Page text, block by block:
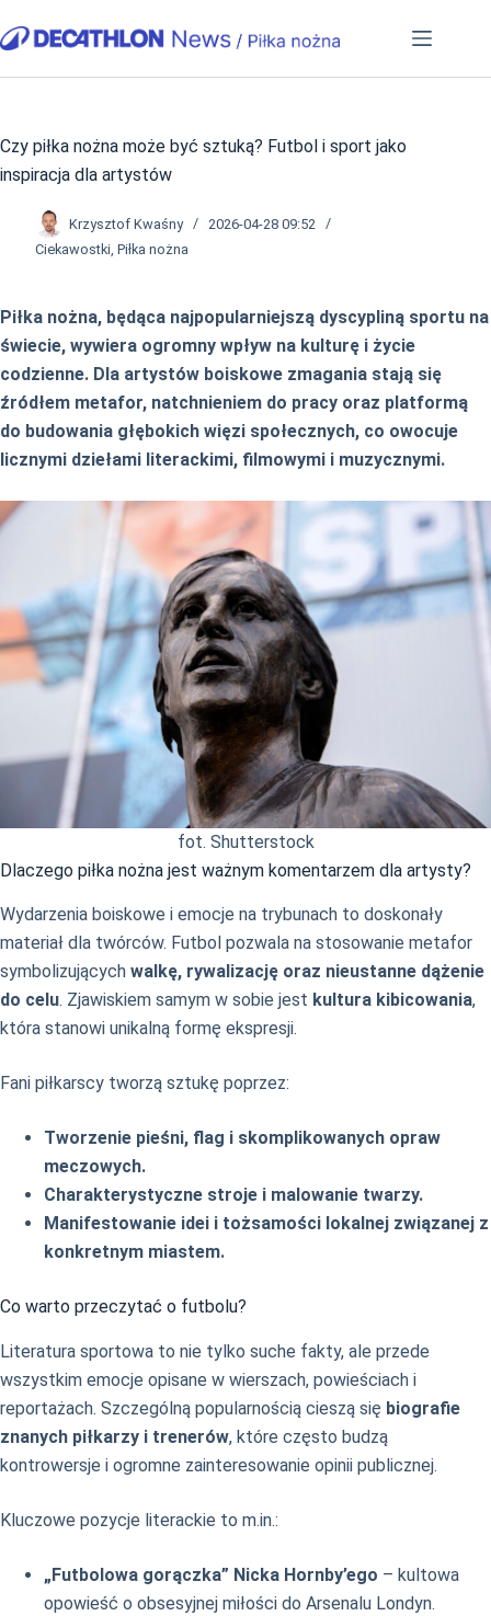
do
Czy piłka nożna może być sztuką? Futbol i sport jako
inspiracja dla artystów
Krzysztof Kwaśny
2026-04-28 09:52
Ciekawostki, Piłka nożna
Piłka nożna, będąca najpopularniejszą dyscypliną sportu na
świecie, wywiera ogromny wpływ na kulturę i życie
codzienne. Dla artystów boiskowe zmagania stają się
źródłem metafor, natchnieniem do pracy oraz platformą
do budowania głębokich więzi społecznych, co owocuje
licznymi dziełami literackimi, filmowymi i muzycznymi.
fot. Shutterstock
Dlaczego piłka nożna jest ważnym komentarzem dla artysty?
Wydarzenia boiskowe i emocje na trybunach to doskonały
materiał dla twórców. Futbol pozwala na stosowanie metafor
symbolizujących walkę, rywalizację oraz nieustanne dążenie
do celu. Zjawiskiem samym w sobie jest kultura kibicowania,
która stanowi unikalną formę ekspresji.
Fani piłkarscy tworzą sztukę poprzez:
Tworzenie pieśni, flag i skomplikowanych opraw
meczowych.
Charakterystyczne stroje i malowanie twarzy.
Manifestowanie idei i tożsamości lokalnej związanej z
konkretnym miastem.
Co warto przeczytać o futbolu?
Literatura sportowa to nie tylko suche fakty, ale przede
wszystkim emocje opisane w wierszach, powieściach i
reportażach. Szczególną popularnością cieszą się biografie
znanych piłkarzy i trenerów, które często budzą
kontrowersje i ogromne zainteresowanie opinii publicznej.
Kluczowe pozycje literackie to m.in.:
„Futbolowa gorączka” Nicka Hornby’ego – kultowa
opowieść o obsesyjnej miłości do Arsenalu Londyn.